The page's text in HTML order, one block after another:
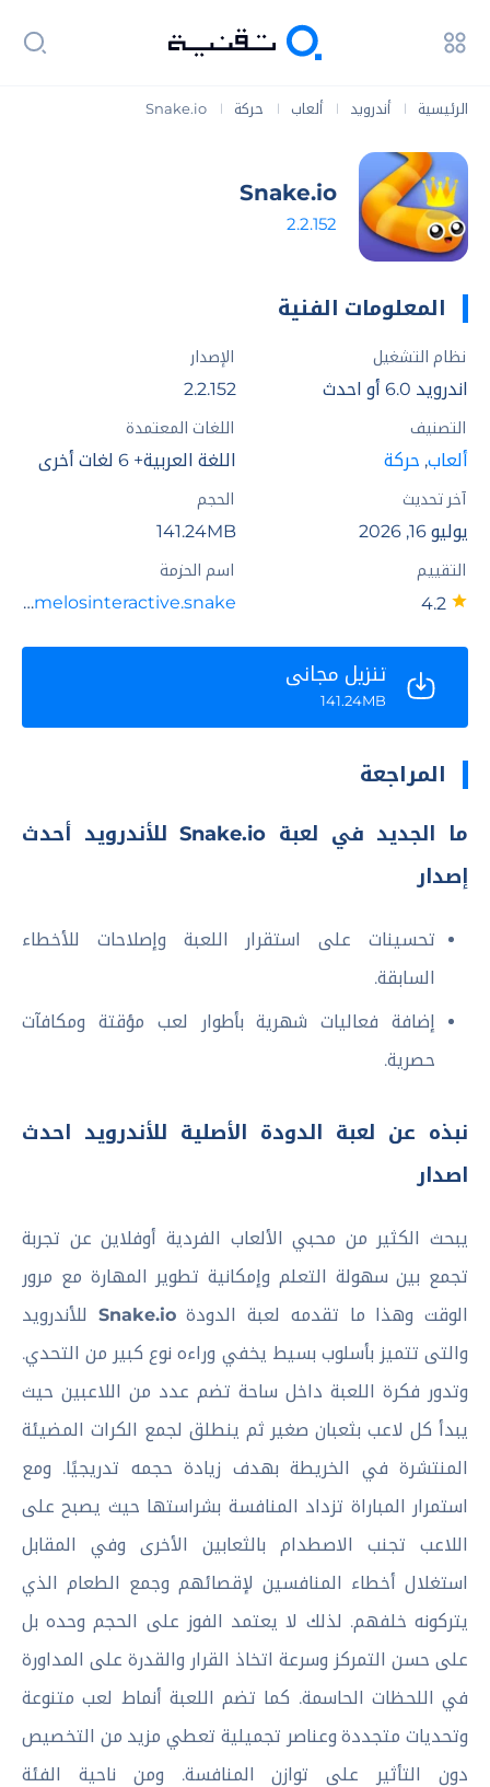
الرئيسية | أندرويد | ألعاب | حركة |
Snake.io
Snake.io
2.2.152
المعلومات الفنية
نظام التشغيل
اندرويد 6.0 أو احدث
الإصدار
2.2.152
التصنيف
ألعاب, حركة
اللغات المعتمدة
اللغة العربية+ 6 لغات أخري
آخر تحديث
يوليو 16, 2026
الحجم
141.24MB
التقييم اسم الحزمة
com.amelosinteractive.snake
تنزيل مجاني
141.24MB
المراجعة
ما الجديد في لعبة Snake.io للأندرويد أحدث
إصدار
تحسينات على استقرار اللعبة وإصلاحات للأخطاء
السابقة.
إضافة فعاليات شهرية بأطوار لعب مؤقتة ومكافآت
حصرية.
نبذه عن لعبة الدودة الأصلية للأندرويد احدث
اصدار
يبحث الكثير من محبي الألعاب الفردية أوفلاين عن تجربة
تجمع بين سهولة التعلم وإمكانية تطوير المهارة مع مرور
الوقت وهذا ما تقدمه لعبة الدودةSnake.io للأندرويد
والتى تتميز بأسلوب بسيط يخفي وراءه نوع كبير من التحدي.
وتدور فكرة اللعبة داخل ساحة تضم عدد من اللاعبين حيث
يبدأ كل لاعب بثعبان صغير ثم ينطلق لجمع الكرات المضيئة
المنتشرة في الخريطة بهدف زيادة حجمه تدريجيًا. ومع
استمرار المباراة تزداد المنافسة بشراستها حيث يصبح على
اللاعب تجنب الاصطدام بالثعابين الأخرى وفي المقابل
استغلال أخطاء المنافسين لإقصائهم وجمع الطعام الذي
يتركونه خلفهم. لذلك لا يعتمد الفوز على الحجم وحده بل
على حسن التمركز وسرعة اتخاذ القرار والقدرة على المداورة
في اللحظات الحاسمة. كما تضم اللعبة أنماط لعب متنوعة
وتحديات متجددة وعناصر تجميلية تعطي مزيد من التخصيص
دون التأثير على توازن المنافسة. ومن ناحية الفئة